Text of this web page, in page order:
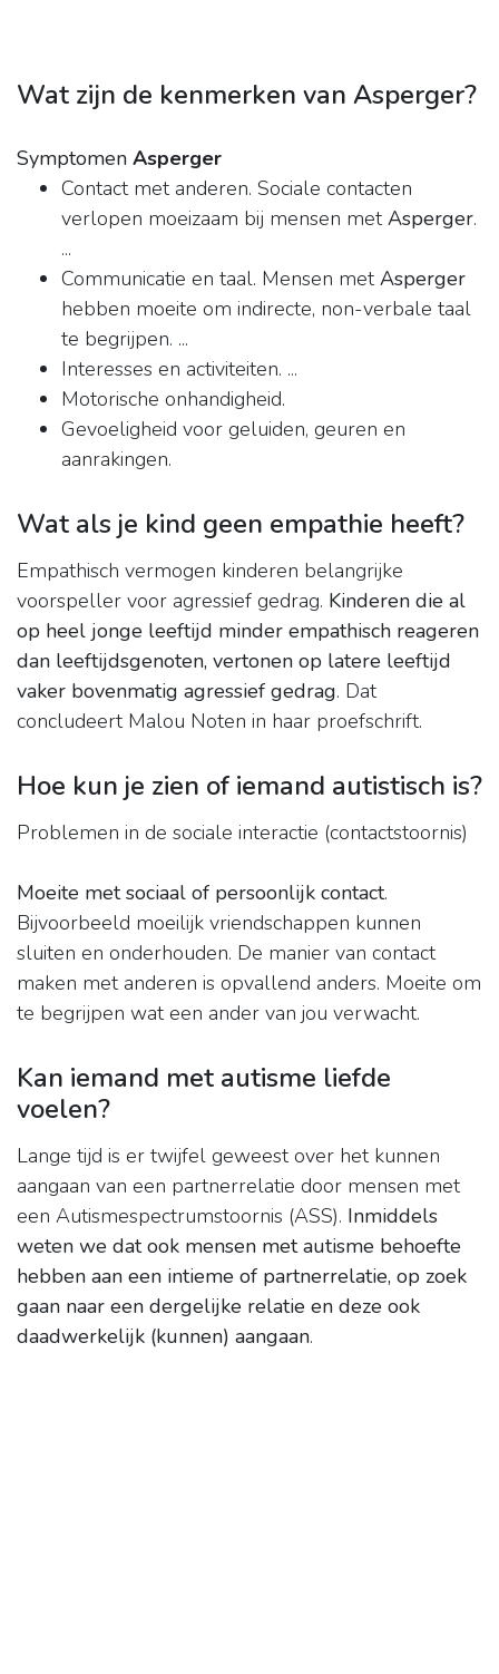
Wat zijn de kenmerken van Asperger?
Symptomen Asperger
Contact met anderen. Sociale contacten
verlopen moeizaam bij mensen metAsperger.
...
Communicatie en taal. Mensen metAsperger
hebben moeite om indirecte, non-verbale taal
te begrijpen. ...
Interesses en activiteiten. ...
Motorische onhandigheid.
Gevoeligheid voor geluiden, geuren en
aanrakingen.
Wat als je kind geen empathie heeft?
Empathisch vermogen kinderen belangrijke
voorspeller voor agressief gedrag. Kinderen die al
op heel jonge leeftijd minder empathisch reageren
dan leeftijdsgenoten, vertonen op latere leeftijd
vaker bovenmatig agressief gedrag. Dat
concludeert Malou Noten in haar proefschrift.
Hoe kun je zien of iemand autistisch is?
Problemen in de sociale interactie (contactstoornis)
Moeite met sociaal of persoonlijk contact.
Bijvoorbeeld moeilijk vriendschappen kunnen
sluiten en onderhouden. De manier van contact
maken met anderen is opvallend anders. Moeite om
te begrijpen wat een ander van jou verwacht.
Kan iemand met autisme liefde
voelen?
Lange tijd is er twijfel geweest over het kunnen
aangaan van een partnerrelatie door mensen met
een Autismespectrumstoornis (ASS). Inmiddels
weten we dat ook mensen met autisme behoefte
hebben aan een intieme of partnerrelatie, op zoek
gaan naar een dergelijke relatie en deze ook
daadwerkelijk (kunnen) aangaan.